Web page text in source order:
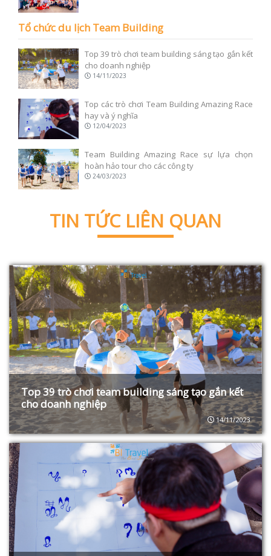
Tổ chức du lịch Team Building
Top 39 trò chơi team building sáng tạo gắn kết
cho doanh nghiệp
14/11/2023
Top các trò chơi Team Building Amazing Race
hay và ý nghĩa
12/04/2023
Team Building Amazing Race sự lựa chọn
hoàn hảo tour cho các công ty
24/03/2023
TIN TỨC LIÊN QUAN
Top 39 trò chơi team building sáng tạo gắn kết
cho doanh nghiệp
14/11/2023